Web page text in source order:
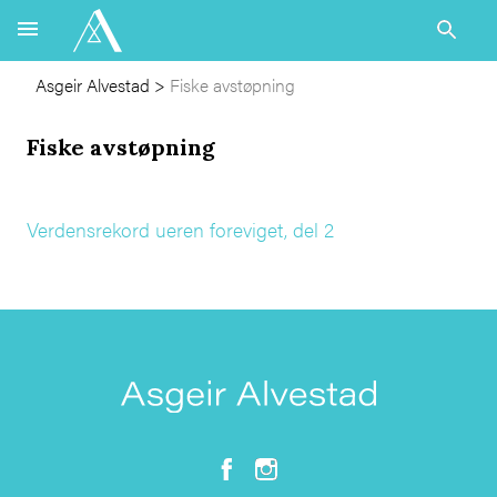
Asgeir Alvestad > Fiske avstøpning
Fiske avstøpning
Verdensrekord ueren foreviget, del 2